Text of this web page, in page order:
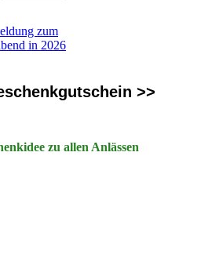
zum
in 2026
>>
zu allen Anlässen